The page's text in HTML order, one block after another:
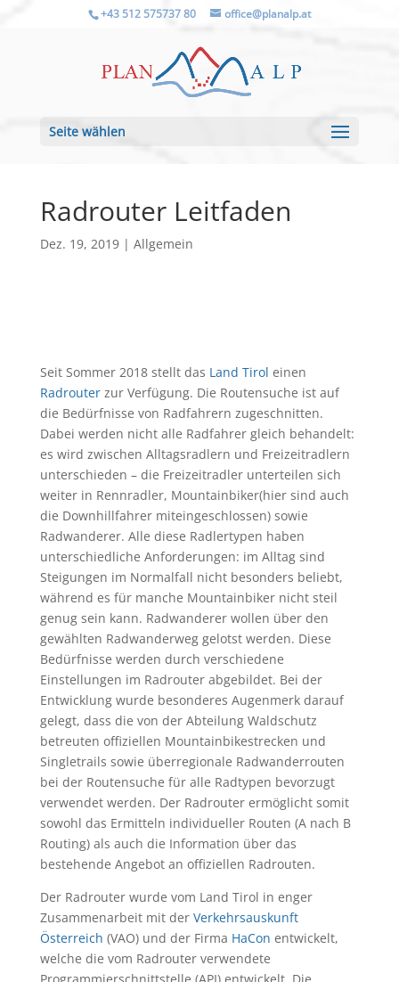
+43 512 575737 80 office@planalp.at
Seite wählen
Radrouter Leitfaden
Dez. 19, 2019| Allgemein
Seit Sommer 2018 stellt das Land Tirol einen
Radrouterzur Verfügung. Die Routensuche ist auf
die Bedürfnisse von Radfahrern zugeschnitten.
Dabei werden nicht alle Radfahrer gleich behandelt:
es wird zwischen Alltagsradlern und Freizeitradlern
unterschieden – die Freizeitradler unterteilen sich
weiter in Rennradler, Mountainbiker(hier sind auch
die Downhillfahrer miteingeschlossen) sowie
Radwanderer. Alle diese Radlertypen haben
unterschiedliche Anforderungen: im Alltag sind
Steigungen im Normalfall nicht besonders beliebt,
während es für manche Mountainbiker nicht steil
genug sein kann. Radwanderer wollen über den
gewählten Radwanderweg gelotst werden. Diese
Bedürfnisse werden durch verschiedene
Einstellungen im Radrouter abgebildet. Bei der
Entwicklung wurde besonderes Augenmerk darauf
gelegt, dass die von der Abteilung Waldschutz
betreuten offiziellen Mountainbikestrecken und
Singletrails sowie überregionale Radwanderrouten
bei der Routensuche für alle Radtypen bevorzugt
verwendet werden. Der Radrouter ermöglicht somit
sowohl das Ermitteln individueller Routen (A nach B
Routing) als auch die Information über das
bestehende Angebot an offiziellen Radrouten.
Der Radrouter wurde vom Land Tirol in enger
Zusammenarbeit mit der Verkehrsauskunft
Österreich (VAO) und der Firma HaCon entwickelt,
welche die vom Radrouter verwendete